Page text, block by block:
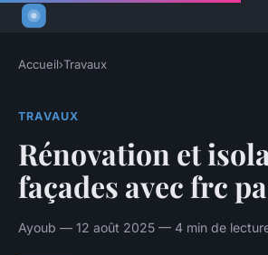
Accueil›Travaux
TRAVAUX
Rénovation et
façades avec frc
Ayoub — 12 août 2025 — 4 min de